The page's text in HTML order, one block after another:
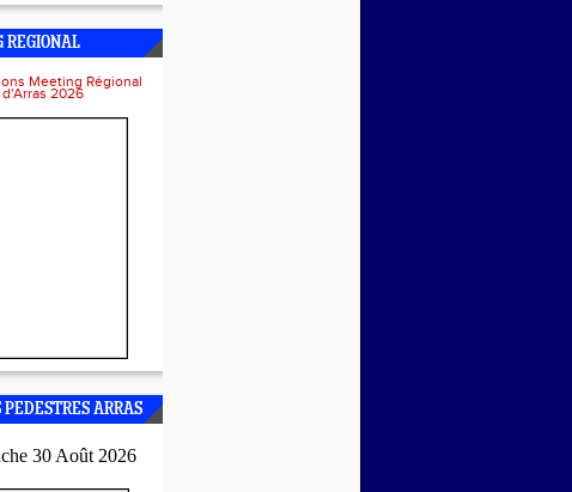
REGIONAL
Meeting Régional
d'Arras 2026
PEDESTRES ARRAS
30 Août 2026